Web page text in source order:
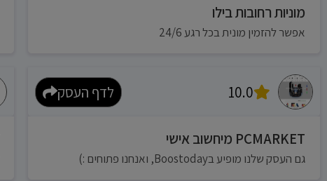
מוניות רחובות בילו
אפשר להזמין מונית בכל רגע 24/6
10.0 לדף העסק
PCMARKET מיחשוב אישי
גם העסק שלנו מופיע בBoostoday, ואנחנו פתוחים :)